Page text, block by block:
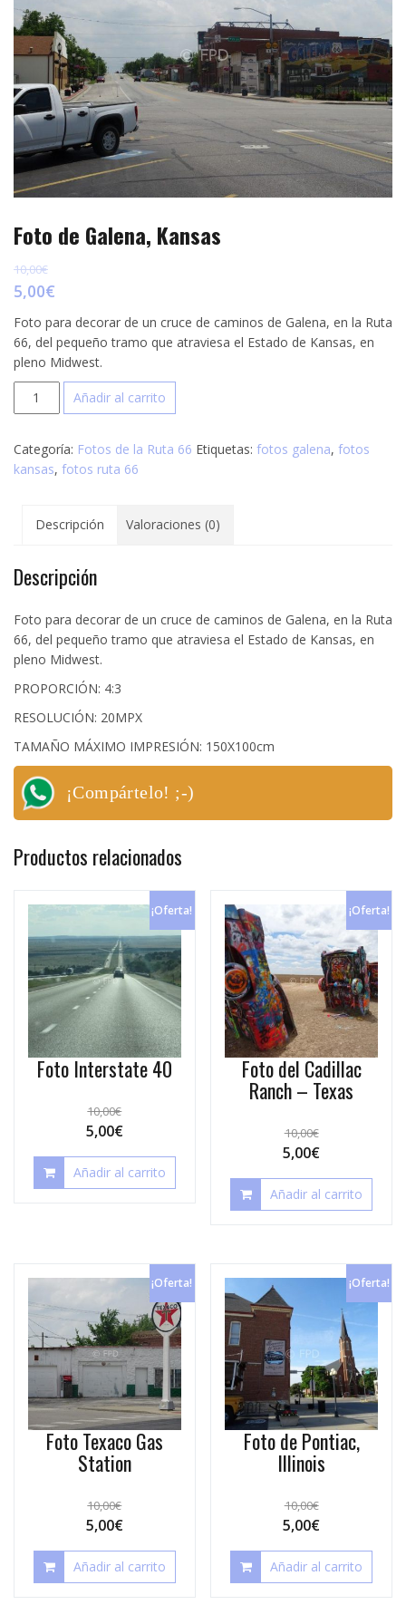
Foto de Galena, Kansas
10,00€
5,00€
Foto para decorar de un cruce de caminos de Galena, en la Ruta
66, del pequeño tramo que atraviesa el Estado de Kansas, en
pleno Midwest.
Foto
de
Kansas
cantidad
Añadir al carrito
Categoría: Fotos de la Ruta 66 Etiquetas: fotos galena, fotos
kansas, fotos ruta 66
Descripción Valoraciones (0)
Descripción
Foto para decorar de un cruce de caminos de Galena, en la Ruta
66, del pequeño tramo que atraviesa el Estado de Kansas, en
pleno Midwest.
PROPORCIÓN: 4:3
RESOLUCIÓN: 20MPX
TAMAÑO MÁXIMO IMPRESIÓN: 150X100cm
¡Compártelo! ;-)
Productos relacionados
¡Oferta!
Foto Interstate 40
10,00€
5,00€
Añadir al carrito
¡Oferta!
Foto del Cadillac
Ranch – Texas
10,00€
5,00€
Añadir al carrito
¡Oferta!
Foto Texaco Gas
Station
10,00€
5,00€
Añadir al carrito
¡Oferta!
Foto de Pontiac,
Illinois
10,00€
5,00€
Añadir al carrito
s
t
i
r